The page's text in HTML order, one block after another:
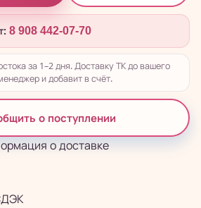
8 908 442-07-70
за 1–2 дня. Доставку ТК до вашего
и добавит в счёт.
о поступлении
о доставке